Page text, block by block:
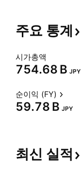
주요 통계
시가총액
‪754.68 B‬ JPY
순이익 (FY)
‪59.78 B‬ JPY
최신 실적